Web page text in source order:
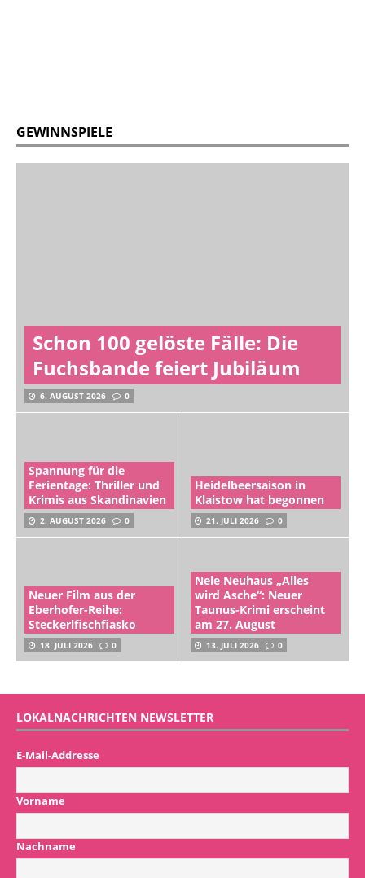
GEWINNSPIELE
Schon 100 gelöste Fälle: Die
Fuchsbande feiert Jubiläum
6. AUGUST 2026 0
Spannung für die
Ferientage: Thriller und
Krimis aus Skandinavien
2. AUGUST 2026 0
Heidelbeersaison in
Klaistow hat begonnen
21. JULI 2026 0
Neuer Film aus der
Eberhofer-Reihe:
Steckerlfischfiasko
18. JULI 2026 0
Nele Neuhaus „Alles
wird Asche“: Neuer
Taunus-Krimi erscheint
am 27. August
13. JULI 2026 0
LOKALNACHRICHTEN NEWSLETTER
E-Mail-Addresse
Vorname
Nachname